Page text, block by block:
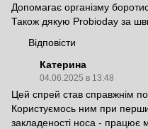
Допомагає організму
Також дякую Probioday за
Відповісти
Катерина
04.06.2025 в 13:48
Цей спрей став справжнім
Користуємось ним при
закладеності носа - працює